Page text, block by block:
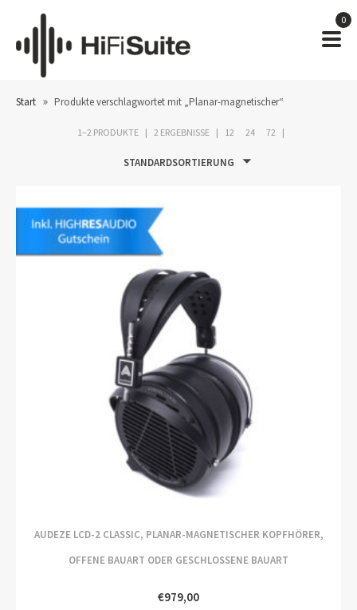
0
Start » Produkte verschlagwortet mit „Planar-magnetischer“
1–2 PRODUKTE 2 ERGEBNISSE 12 24 72
STANDARDSORTIERUNG
AUDEZE LCD-2 CLASSIC, PLANAR-MAGNETISCHER KOPFHÖRER,
OFFENE BAUART ODER GESCHLOSSENE BAUART
€979,00